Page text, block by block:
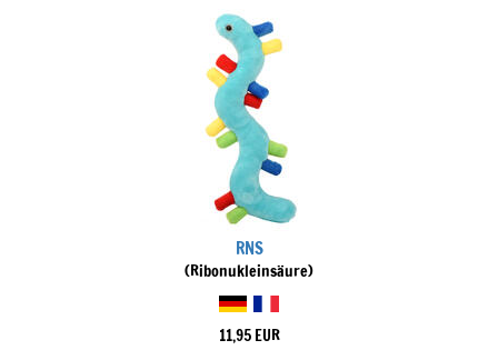
RNS
(Ribonukleinsäure)
11,95 EUR